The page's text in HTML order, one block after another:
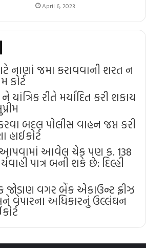
April 6, 2023
નાણાં જમા કરાવવાની શરત ન
કોર્ટ
રીતે મર્યાદિત કરી શકાય
બદલ પોલીસ વાહન જપ્ત કરી
આપવામાં આવેલ ચેક પણ ક. 138
પાત્ર બની શકે છે: દિલ્હી
જોડાણ વગર બેંક એકાઉન્ટ ફ્રીઝ
વેપારના અધિકારનું ઉલ્લંઘન